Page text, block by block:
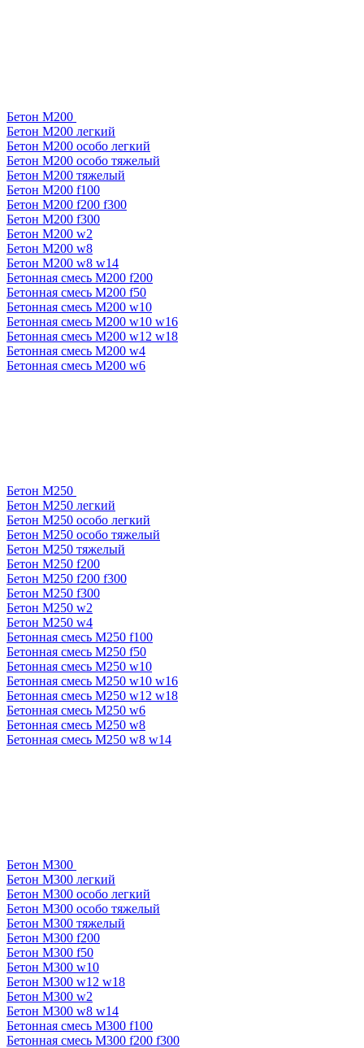
Бетон М200
Бетон М200 легкий
Бетон М200 особо легкий
Бетон М200 особо тяжелый
Бетон М200 тяжелый
Бетон М200 f100
Бетон М200 f200 f300
Бетон М200 f300
Бетон М200 w2
Бетон М200 w8
Бетон М200 w8 w14
Бетонная смесь М200 f200
Бетонная смесь М200 f50
Бетонная смесь М200 w10
Бетонная смесь М200 w10 w16
Бетонная смесь М200 w12 w18
Бетонная смесь М200 w4
Бетонная смесь М200 w6
Бетон М250
Бетон М250 легкий
Бетон М250 особо легкий
Бетон М250 особо тяжелый
Бетон М250 тяжелый
Бетон М250 f200
Бетон М250 f200 f300
Бетон М250 f300
Бетон М250 w2
Бетон М250 w4
Бетонная смесь М250 f100
Бетонная смесь М250 f50
Бетонная смесь М250 w10
Бетонная смесь М250 w10 w16
Бетонная смесь М250 w12 w18
Бетонная смесь М250 w6
Бетонная смесь М250 w8
Бетонная смесь М250 w8 w14
Бетон М300
Бетон М300 легкий
Бетон М300 особо легкий
Бетон М300 особо тяжелый
Бетон М300 тяжелый
Бетон М300 f200
Бетон М300 f50
Бетон М300 w10
Бетон М300 w12 w18
Бетон М300 w2
Бетон М300 w8 w14
Бетонная смесь М300 f100
Бетонная смесь М300 f200 f300